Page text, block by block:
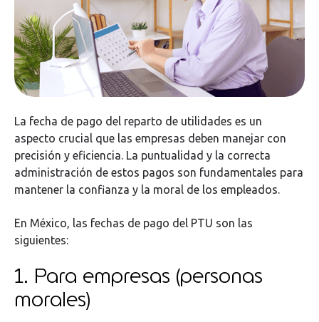
La fecha de pago del reparto de utilidades es un
aspecto crucial que las empresas deben manejar con
precisión y eficiencia. La puntualidad y la correcta
administración de estos pagos son fundamentales para
mantener la confianza y la moral de los empleados.
En México, las fechas de pago del PTU son las
siguientes:
1. Para empresas (personas
morales)